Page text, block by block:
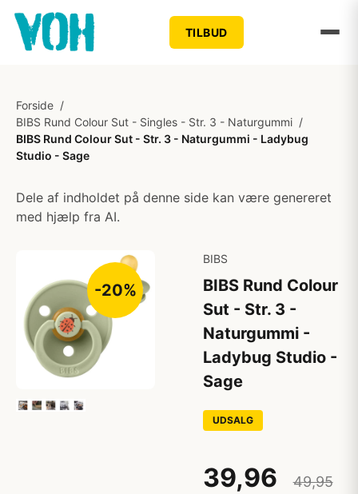
TILBUD
Forside /
BIBS Rund Colour Sut - Singles - Str. 3 - Naturgummi /
BIBS Rund Colour Sut - Str. 3 - Naturgummi - Ladybug
Studio - Sage
Dele af indholdet på denne side kan være genereret
med hjælp fra AI.
-20%
BIBS
BIBS Rund Colour
Sut - Str. 3 -
Naturgummi -
Ladybug Studio -
Sage
UDSALG
39,96
49,95